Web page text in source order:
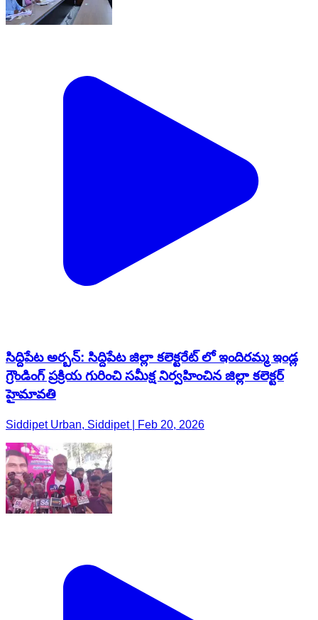
సిద్దిపేట అర్బన్: సిద్దిపేట జిల్లా కలెక్టరేట్ లో ఇందిరమ్మ ఇండ్ల
గ్రౌండింగ్ ప్రక్రియ గురించి సమీక్ష నిర్వహించిన జిల్లా కలెక్టర్
హైమావతి
Siddipet Urban, Siddipet | Feb 20, 2026